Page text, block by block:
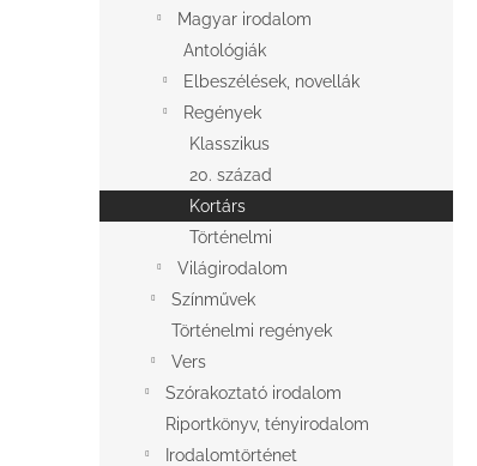
Magyar irodalom
Antológiák
Elbeszélések, novellák
Regények
Klasszikus
20. század
Kortárs
Történelmi
Világirodalom
Színművek
Történelmi regények
Vers
Szórakoztató irodalom
Riportkönyv, tényirodalom
Irodalomtörténet